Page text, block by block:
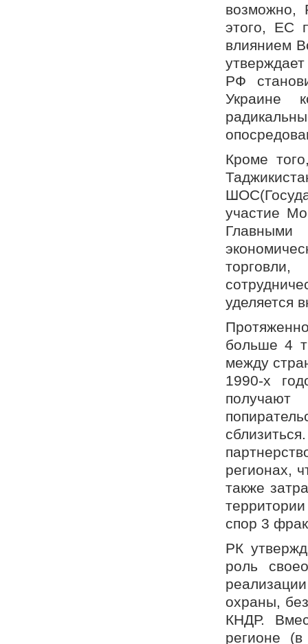
возможно,
этого, ЕС
влиянием
РФ
Украине
Кроме
участие
уделяется
больше 4
между
1990-х
регионах,
также
спор 3
РК
роль
охраны,
КНДР.
регионе